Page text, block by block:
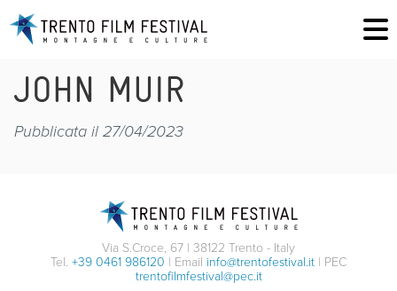
JOHN MUIR
Pubblicata il 27/04/2023
Via S.Croce, 67 | 38122 Trento - Italy
Tel. +39 0461 986120 | Email info@trentofestival.it | PEC
trentofilmfestival@pec.it